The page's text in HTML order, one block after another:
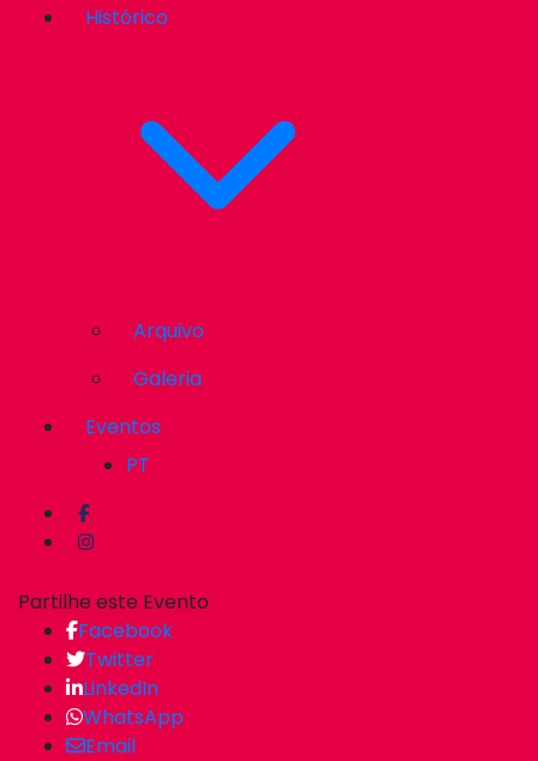
Histórico
Arquivo
Galeria
Eventos
PT
Partilhe este Evento
Facebook
Twitter
LinkedIn
WhatsApp
Email